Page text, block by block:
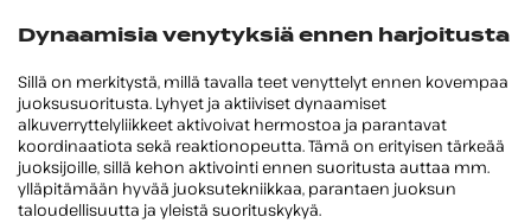
Dynaamisia venytyksiä ennen harjoitusta
Sillä on merkitystä, millä tavalla teet venyttelyt ennen kovempaa
juoksusuoritusta. Lyhyet ja aktiiviset dynaamiset
alkuverryttelyliikkeet aktivoivat hermostoa ja parantavat
koordinaatiota sekä reaktionopeutta. Tämä on erityisen tärkeää
juoksijoille, sillä kehon aktivointi ennen suoritusta auttaa mm.
ylläpitämään hyvää juoksutekniikkaa, parantaen juoksun
taloudellisuutta ja yleistä suorituskykyä.